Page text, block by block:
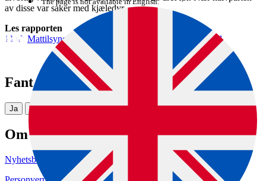
av disse var saker med kjæledyr.
Les rapporten
Mattilsynets arbeid med dyrevelferd - årsrapprt 2021
Fant du det du lette etter?
Ja Nei
Om nettstedet
Nyhetsbrev